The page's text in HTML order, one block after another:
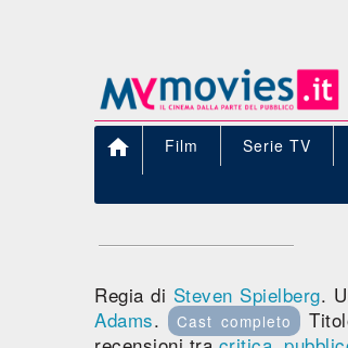
 Film Serie TV
Regia di Steven Spielberg.
Adams. Cast completo